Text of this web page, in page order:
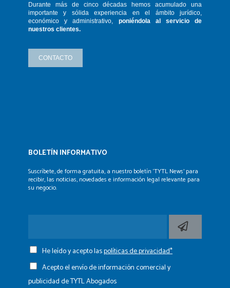
Durante más de cinco décadas hemosacumulado una
importante y sólidaexperiencia en el ámbito jurídico,
económico y administrativo, poniéndola al servicio de
nuestros clientes.
CONTACTO
BOLETÍN INFORMATIVO
Suscríbete, de forma gratuita, a nuestro boletín ‘TYTL News’ para
recibir, las noticias, novedades e información legal relevante para
su negocio.
He leído y acepto laspolíticas de privacidad*
Acepto el envío de información comercial y
publicidad de TYTL Abogados